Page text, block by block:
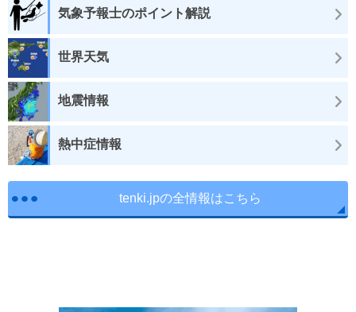
気象予報士のポイント解説
世界天気
地震情報
熱中症情報
tenki.jpの全情報はこちら